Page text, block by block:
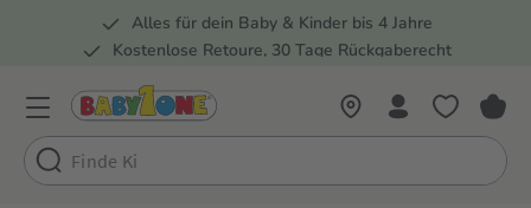
Zur Hauptnavigation springen
Alles für dein Baby & Kinder bis 4 Jahre
Kostenlose Retoure, 30 Tage Rückgaberecht